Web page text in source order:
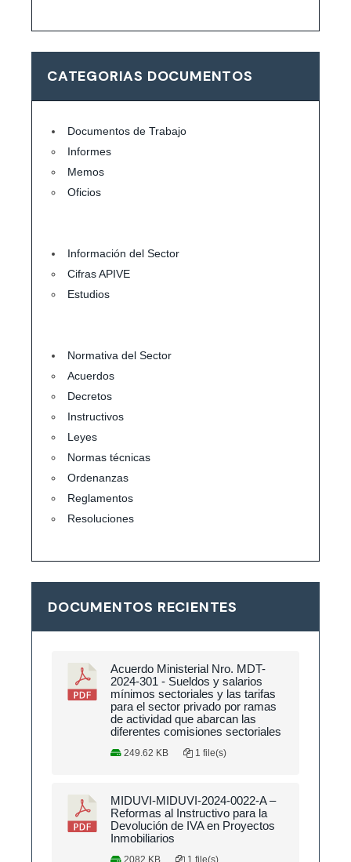
CATEGORIAS DOCUMENTOS
Documentos de Trabajo
Informes
Memos
Oficios
Información del Sector
Cifras APIVE
Estudios
Normativa del Sector
Acuerdos
Decretos
Instructivos
Leyes
Normas técnicas
Ordenanzas
Reglamentos
Resoluciones
DOCUMENTOS RECIENTES
Acuerdo Ministerial Nro. MDT-
2024-301 - Sueldos y salarios
mínimos sectoriales y las tarifas
para el sector privado por ramas
de actividad que abarcan las
diferentes comisiones sectoriales
249.62 KB 1 file(s)
MIDUVI-MIDUVI-2024-0022-A –
Reformas al Instructivo para la
Devolución de IVA en Proyectos
Inmobiliarios
2082 KB 1 file(s)